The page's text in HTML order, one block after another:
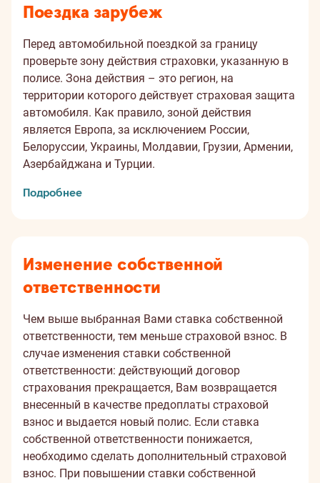
Поездка зарубеж
Перед автомобильной поездкой за границу
проверьте зону действия страховки, указанную в
полисе. Зона действия – это регион, на
территории которого действует страховая защита
автомобиля. Как правило, зоной действия
является Европа, за исключением России,
Белоруссии, Украины, Молдавии, Грузии, Армении,
Азербайджана и Турции.
Подробнее
Изменение собственной
ответственности
Чем выше выбранная Вами ставка собственной
ответственности, тем меньше страховой взнос. В
случае изменения ставки собственной
ответственности: действующий договор
страхования прекращается, Вам возвращается
внесенный в качестве предоплаты страховой
взнос и выдается новый полис. Если ставка
собственной ответственности понижается,
необходимо сделать дополнительный страховой
взнос. При повышении ставки собственной